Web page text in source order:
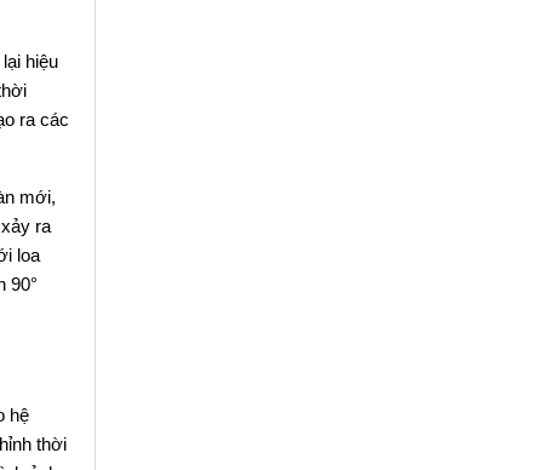
hiệu
ra các
mới,
ra
loa
90°
hệ
thời